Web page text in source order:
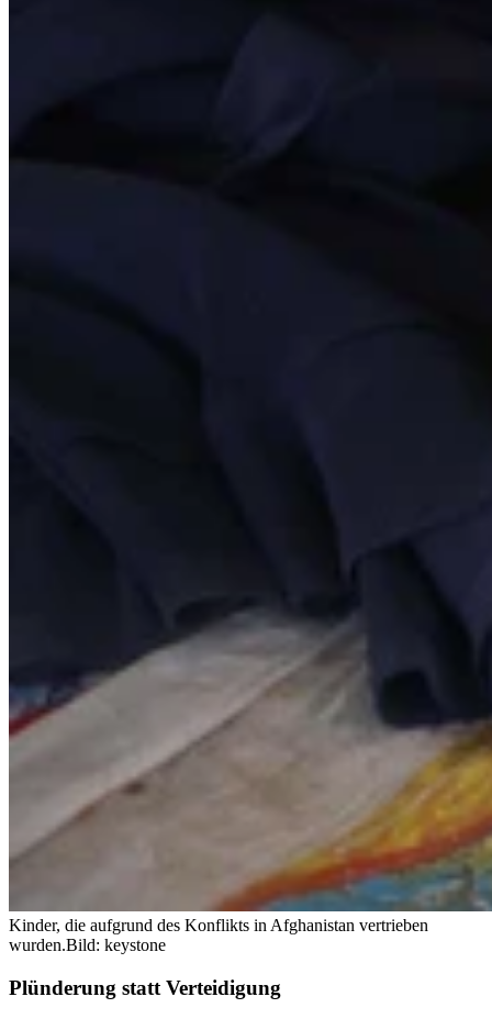
Kinder, die aufgrund des Konflikts in Afghanistan vertrieben
wurden.Bild: keystone
Plünderung statt Verteidigung